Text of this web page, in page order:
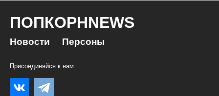
ПОПКОРНNEWS
Новости Персоны
Присоединяйся к нам: